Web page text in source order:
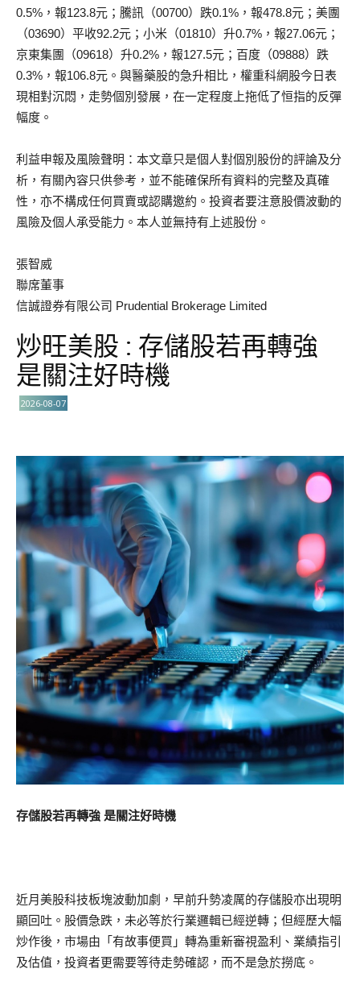
0.5%，報123.8元；騰訊（00700）跌0.1%，報478.8元；美團
（03690）平收92.2元；小米（01810）升0.7%，報27.06元；
京東集團（09618）升0.2%，報127.5元；百度（09888）跌
0.3%，報106.8元。與醫藥股的急升相比，權重科網股今日表
現相對沉悶，走勢個別發展，在一定程度上拖低了恒指的反彈
幅度。
利益申報及風險聲明：本文章只是個人對個別股份的評論及分
析，有關內容只供參考，並不能確保所有資料的完整及真確
性，亦不構成任何買賣或認購邀約。投資者要注意股價波動的
風險及個人承受能力。本人並無持有上述股份。
張智威
聯席董事
信誠證券有限公司 Prudential Brokerage Limited
炒旺美股 : 存儲股若再轉強
是關注好時機
2026-08-07
存儲股若再轉強 是關注好時機
近月美股科技板塊波動加劇，早前升勢凌厲的存儲股亦出現明
顯回吐。股價急跌，未必等於行業邏輯已經逆轉；但經歷大幅
炒作後，市場由「有故事便買」轉為重新審視盈利、業績指引
及估值，投資者更需要等待走勢確認，而不是急於撈底。